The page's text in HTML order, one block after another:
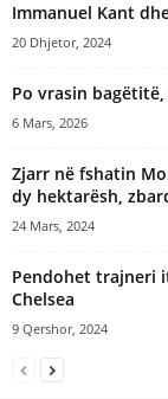
Immanuel Kant
20 Dhjetor, 2024
Po vrasin
6 Mars, 2026
Zjarr në fshatin
dy hektarësh,
24 Mars, 2024
Pendohet trajneri
Chelsea
9 Qershor, 2024